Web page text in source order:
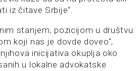
iz čitave Srbije“.
stanjem, pozicijom u društvu
koji nas je dovde doveo“,
inicijativa okuplja oko
u lokalne advokatske